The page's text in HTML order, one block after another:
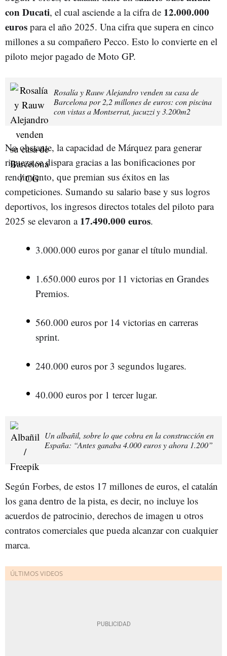
con Ducati, el cual asciende a la cifra de 12.000.000
euros para el año 2025. Una cifra que supera en cinco
millones a su compañero Pecco. Esto lo convierte en el
piloto mejor pagado de Moto GP.
Rosalía y Rauw Alejandro venden su casa de
Barcelona por 2,2 millones de euros: con piscina
con vistas a Montserrat, jacuzzi y 3.200m2
No obstante, la capacidad de Márquez para generar
riqueza se dispara gracias a las bonificaciones por
rendimiento, que premian sus éxitos en las
competiciones. Sumando su salario base y sus logros
deportivos, los ingresos directos totales del piloto para
2025 se elevaron a 17.490.000 euros.
3.000.000 euros por ganar el título mundial.
1.650.000 euros por 11 victorias en Grandes
Premios.
560.000 euros por 14 victorias en carreras
sprint.
240.000 euros por 3 segundos lugares.
40.000 euros por 1 tercer lugar.
Un albañil, sobre lo que cobra en la construcción en
España: “Antes ganaba 4.000 euros y ahora 1.200”
Según Forbes, de estos 17 millones de euros, el catalán
los gana dentro de la pista, es decir, no incluye los
acuerdos de patrocinio, derechos de imagen u otros
contratos comerciales que pueda alcanzar con cualquier
marca.